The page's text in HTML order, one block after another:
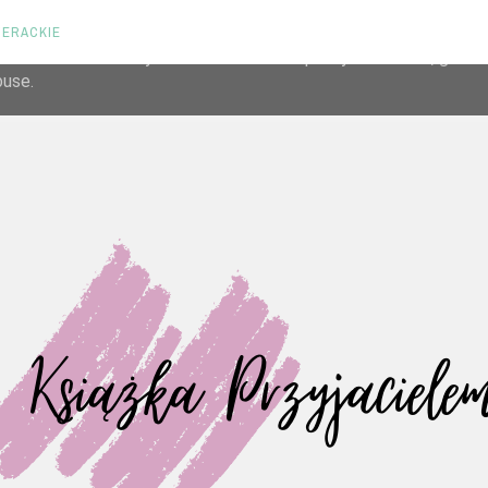
its services and to analyze traffic. Your IP address and